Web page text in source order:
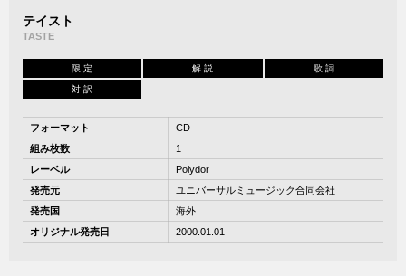
テイスト
TASTE
限 定 解 説 歌 詞
対 訳
フォーマット
CD
組み枚数
1
レーベル
Polydor
発売元
ユニバーサルミュージック合同会社
発売国
海外
オリジナル発売日
2000.01.01